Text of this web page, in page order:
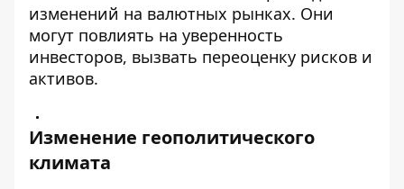
изменений на валютных рынках. Они
могут повлиять на уверенность
инвесторов, вызвать переоценку рисков и
активов.
Изменение геополитического
климата